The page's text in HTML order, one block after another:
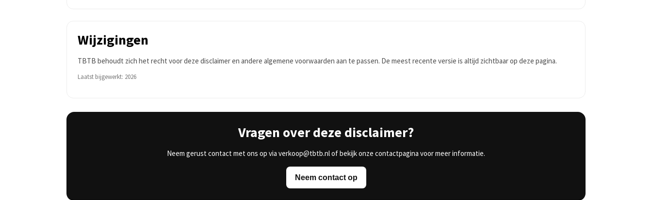
Wijzigingen
TBTB behoudt zich het recht voor deze disclaimer en andere algemene voorwaarden aan te passen. De meest recente versie is altijd zichtbaar op deze pagina.
Laatst bijgewerkt: 2026
Vragen over deze disclaimer?
Neem gerust contact met ons op via verkoop@tbtb.nl of bekijk onze contactpagina voor meer informatie.
Neem contact op